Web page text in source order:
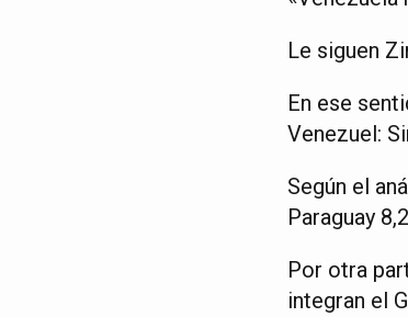
Le siguen
En ese
Venezuel:
Según el
Paraguay
Por otra
integran el